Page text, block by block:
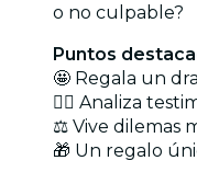
o no culpable?
Puntos
🤩 Regala un
🕵️‍♂️ Analiza
⚖️ Vive dilemas
🎁 Un regalo